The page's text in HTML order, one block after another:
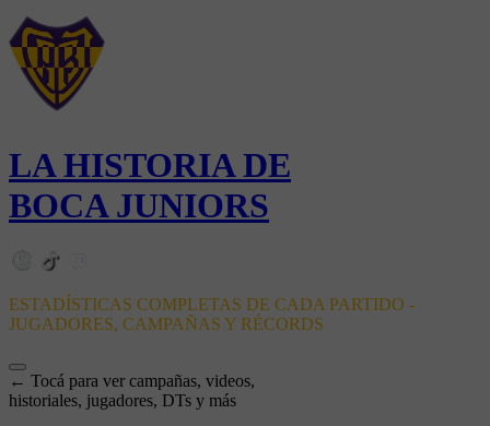
LA HISTORIA DE
BOCA JUNIORS
ESTADÍSTICAS COMPLETAS DE CADA PARTIDO -
JUGADORES, CAMPAÑAS Y RÉCORDS
← Tocá para ver campañas, videos,
historiales, jugadores, DTs y más